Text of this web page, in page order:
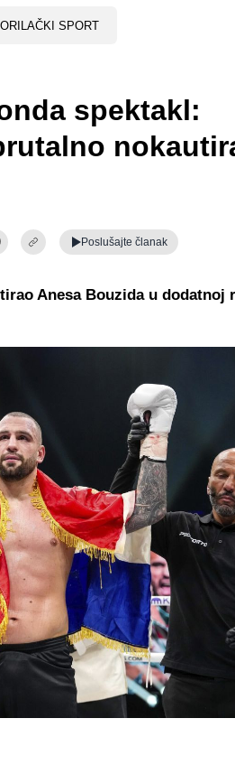
SPORT
spektakl:
Poslušajte članak
Anesa Bouzida u dodatnoj